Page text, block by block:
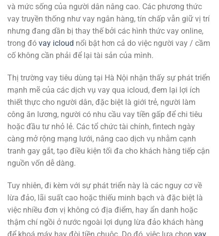
và mức sống của người dân nâng cao. Các phương thức
vay truyền thống như vay ngân hàng, tín chấp vẫn giữ vị trí
nhưng đang dần bị thay thế bởi các hình thức vay online,
trong đó vay icloud nổi bật hơn cả do việc người vay / cầm
cố không cần phải để lại tài sản của mình.
Thị trường vay tiêu dùng tại Hà Nội nhận thấy sự phát triển
mạnh mẽ của các dịch vụ vay qua icloud, đem lại lợi ích
thiết thực cho người dân, đặc biệt là giới trẻ, người làm
công ăn lương, người có nhu cầu vay tiền gấp để chi tiêu
hoặc đầu tư nhỏ lẻ. Các tổ chức tài chính, fintech ngày
càng mở rộng mạng lưới, nâng cao dịch vụ nhằm cạnh
tranh gay gắt, tạo điều kiện tối đa cho khách hàng tiếp cận
nguồn vốn dễ dàng.
Tuy nhiên, đi kèm với sự phát triển này là các nguy cơ về
lừa đảo, lãi suất cao hoặc thiếu minh bạch và đặc biệt là
việc nhiều đơn vị không có địa điểm, hay ẩn danh hoặc
thậm chí ngồi ở nước ngoài lợi dụng lừa đảo khách hàng